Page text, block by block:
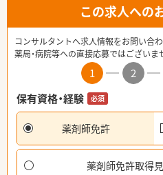
この求人への
コンサルタントへ求人情報をお問い合
薬局・病院等への直接応募ではございま
1 2
保有資格・経験
必須
薬剤師免許
薬剤師免許取得見